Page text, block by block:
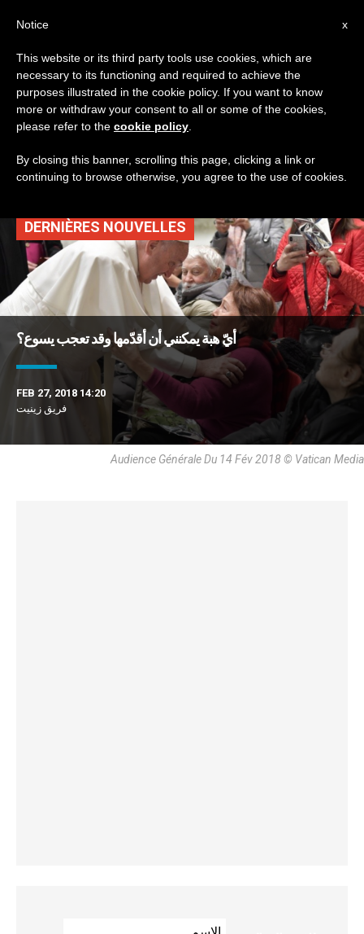
TAG
Posts Tagged ‘عمل
خير’
DERNIÈRES NOUVELLES
أيّ هبة يمكنني أن أقدّمها وقد تعجب يسوع؟
FEB 27, 2018 14:20
فريق زينيت
Audience Générale Du 14 Fév 2018 © Vatican Media
x
Notice
This website or its third party tools use cookies, which are
necessary to its functioning and required to achieve the
purposes illustrated in the cookie policy. If you want to know
more or withdraw your consent to all or some of the cookies,
please refer to the cookie policy
By closing this banner, scrolling this page, clicking a link or
continuing to browse otherwise, you agree to the use of cookies.